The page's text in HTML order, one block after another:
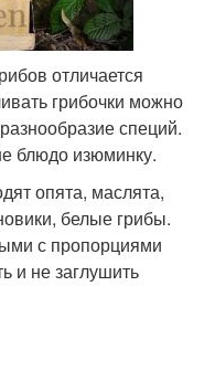
отличается
грибочки можно
специй.
блюдо изюминку.
опята, маслята,
белые грибы.
с пропорциями
и не заглушить